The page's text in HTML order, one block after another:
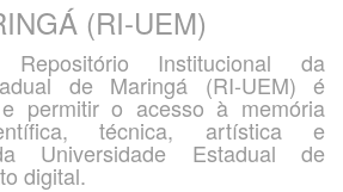
(RI-UEM)
Institucional da
de Maringá (RI-UEM) é
permitir o acesso à memória
técnica, artística e
Universidade Estadual de
digital.